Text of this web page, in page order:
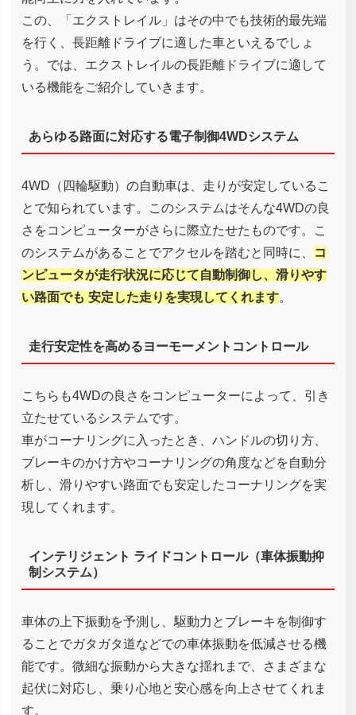
この、「エクストレイル」はその中でも技術的最先端
を行く、長距離ドライブに適した車といえるでしょ
う。では、エクストレイルの長距離ドライブに適して
いる機能をご紹介していきます。
あらゆる路面に対応する電子制御4WDシステム
4WD（四輪駆動）の自動車は、走りが安定しているこ
とで知られています。このシステムはそんな4WDの良
さをコンピューターがさらに際立たせたものです。こ
のシステムがあることでアクセルを踏むと同時に、
コ
ンピュータが走行状況に応じて自動制御し、滑りやす
い路面でも 安定した走りを実現してくれます。
走行安定性を高めるヨーモーメントコントロール
こちらも4WDの良さをコンピューターによって、引き
立たせているシステムです。
車がコーナリングに入ったとき、ハンドルの切り方、
ブレーキのかけ方やコーナリングの角度などを自動分
析し、滑りやすい路面でも安定したコーナリングを実
現してくれます。
インテリジェント ライドコントロール（車体振動抑
制システム）
車体の上下振動を予測し、駆動力とブレーキを制御す
ることでガタガタ道などでの車体振動を低減させる機
能です。微細な振動から大きな揺れまで、さまざまな
起伏に対応し、乗り心地と安心感を向上させてくれま
す。